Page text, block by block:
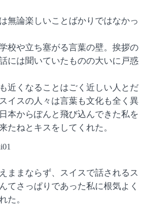
無論楽しいことばかりではなかっ
校や立ち塞がる言葉の壁。挨拶の
には聞いていたものの大いに戸惑
近くなることはごく近しい人とだ
イスの人々は言葉も文化も全く異
本からぽんと飛び込んできた私を
たねとキスをしてくれた。
ままならず、スイスで話されるス
てさっぱりであった私に根気よく
た。